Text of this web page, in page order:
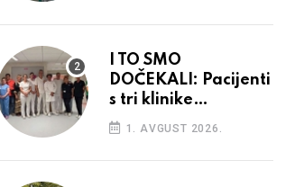
I TO SMO
DOČEKALI: Pacijenti
s tri klinike
preseljeni u nove
prostore
1. AVGUST 2026.